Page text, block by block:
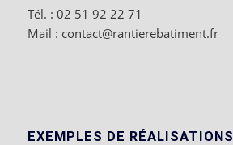
Tél. : 02 51 92 22 71
Mail : contact@rantierebatiment.fr
EXEMPLES DE RÉALISATIONS